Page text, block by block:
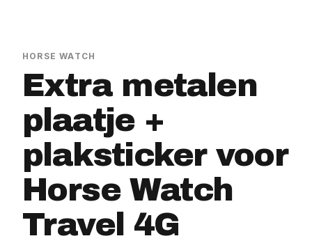
HORSE WATCH
Extra metalen
plaatje +
plaksticker voor
Horse Watch
Travel 4G